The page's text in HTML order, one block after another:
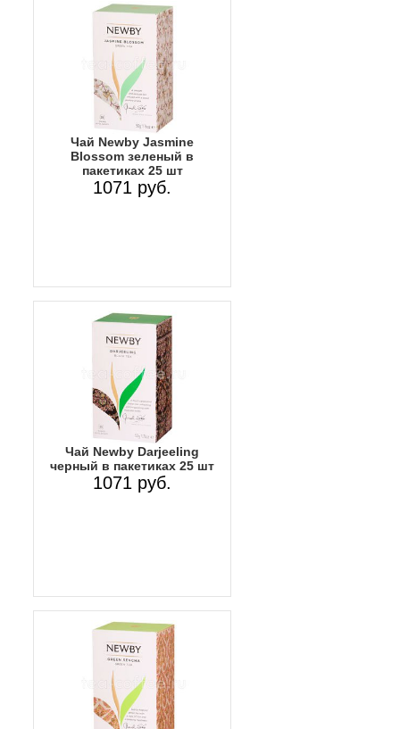
Чай Newby Jasmine
Blossom зеленый в
пакетиках 25 шт
1071 руб.
Чай Newby Darjeeling
черный в пакетиках 25 шт
1071 руб.